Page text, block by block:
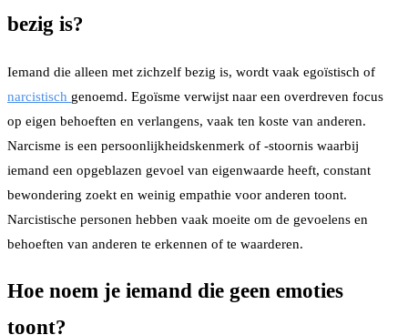
bezig is?
Iemand die alleen met zichzelf bezig is, wordt vaak egoïstisch of
narcistisch genoemd. Egoïsme verwijst naar een overdreven focus
op eigen behoeften en verlangens, vaak ten koste van anderen.
Narcisme is een persoonlijkheidskenmerk of -stoornis waarbij
iemand een opgeblazen gevoel van eigenwaarde heeft, constant
bewondering zoekt en weinig empathie voor anderen toont.
Narcistische personen hebben vaak moeite om de gevoelens en
behoeften van anderen te erkennen of te waarderen.
Hoe noem je iemand die geen emoties
toont?